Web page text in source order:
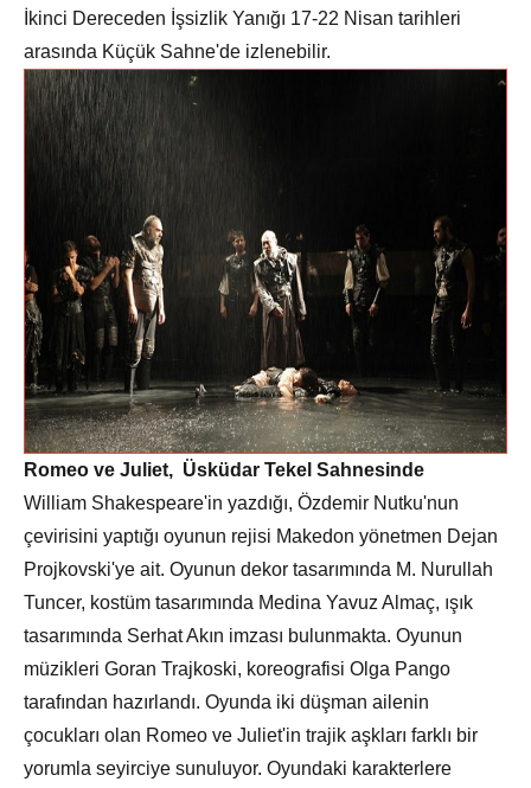
İkinci Dereceden İşsizlik Yanığı 17-22 Nisan tarihleri
arasında Küçük Sahne'de izlenebilir.
Romeo ve Juliet, Üsküdar Tekel Sahnesinde
William Shakespeare'in yazdığı, Özdemir Nutku'nun
çevirisini yaptığı oyunun rejisi Makedon yönetmen Dejan
Projkovski'ye ait. Oyunun dekor tasarımında M. Nurullah
Tuncer, kostüm tasarımında Medina Yavuz Almaç, ışık
tasarımında Serhat Akın imzası bulunmakta. Oyunun
müzikleri Goran Trajkoski, koreografisi Olga Pango
tarafından hazırlandı. Oyunda iki düşman ailenin
çocukları olan Romeo ve Juliet'in trajik aşkları farklı bir
yorumla seyirciye sunuluyor. Oyundaki karakterlere